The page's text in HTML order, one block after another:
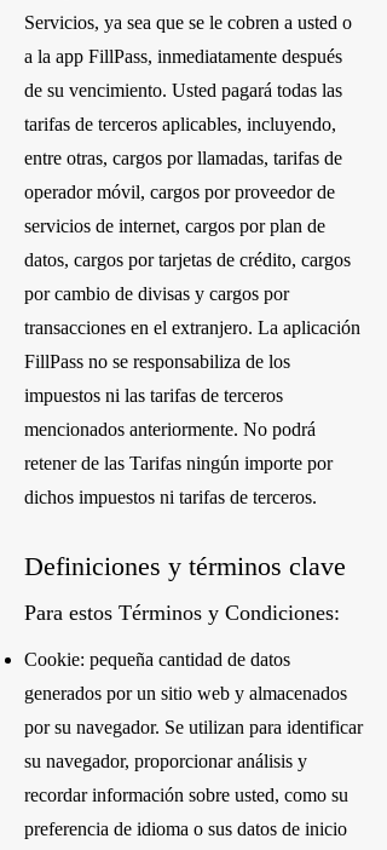
Servicios, ya sea que se le cobren a usted o
a la app FillPass, inmediatamente después
de su vencimiento. Usted pagará todas las
tarifas de terceros aplicables, incluyendo,
entre otras, cargos por llamadas, tarifas de
operador móvil, cargos por proveedor de
servicios de internet, cargos por plan de
datos, cargos por tarjetas de crédito, cargos
por cambio de divisas y cargos por
transacciones en el extranjero. La aplicación
FillPass no se responsabiliza de los
impuestos ni las tarifas de terceros
mencionados anteriormente. No podrá
retener de las Tarifas ningún importe por
dichos impuestos ni tarifas de terceros.
Definiciones y términos clave
Para estos Términos y Condiciones:
Cookie: pequeña cantidad de datos
generados por un sitio web y almacenados
por su navegador. Se utilizan para identificar
su navegador, proporcionar análisis y
recordar información sobre usted, como su
preferencia de idioma o sus datos de inicio